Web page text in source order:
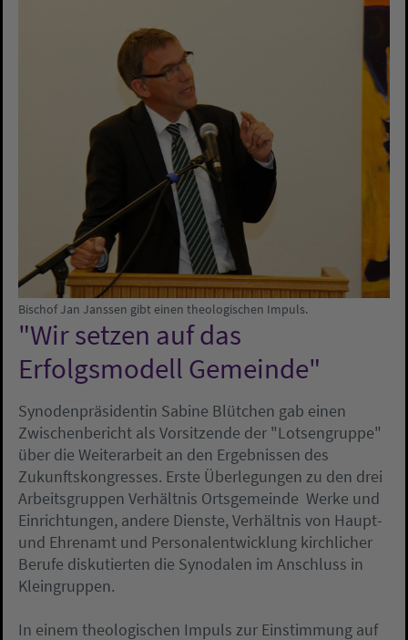
Bischof Jan Janssen gibt einen theologischen Impuls.
"Wir setzen auf das
Erfolgsmodell Gemeinde"
Synodenpräsidentin Sabine Blütchen gab einen
Zwischenbericht als Vorsitzende der "Lotsengruppe"
über die Weiterarbeit an den Ergebnissen des
Zukunftskongresses. Erste Überlegungen zu den drei
Arbeitsgruppen Verhältnis Ortsgemeinde  Werke und
Einrichtungen, andere Dienste, Verhältnis von Haupt-
und Ehrenamt und Personalentwicklung kirchlicher
Berufe diskutierten die Synodalen im Anschluss in
Kleingruppen.
In einem theologischen Impuls zur Einstimmung auf